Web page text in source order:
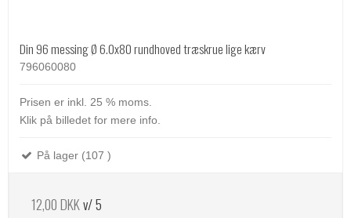
Din 96 messing Ø 6.0x80 rundhoved træskrue lige kærv
796060080
Prisen er inkl. 25 % moms.
Klik på billedet for mere info.
På lager (107 )
12,00 DKKv/ 5